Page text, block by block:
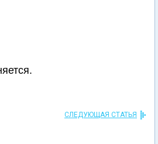
СЛЕДУЮЩАЯ СТАТЬЯ